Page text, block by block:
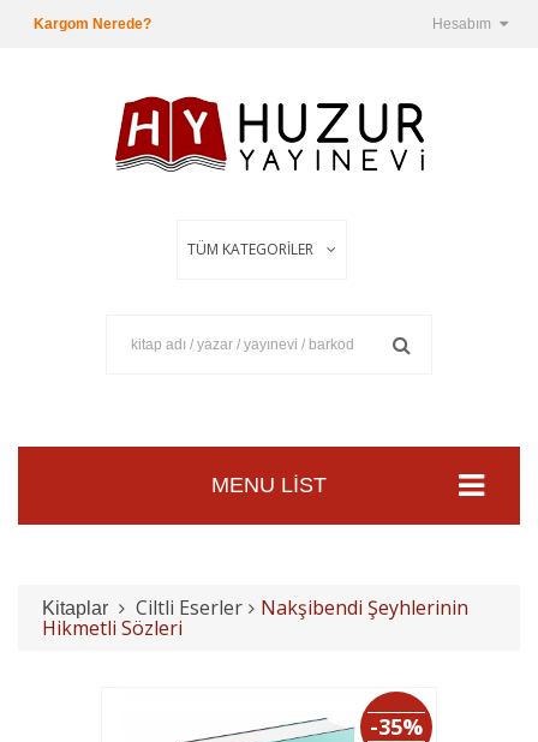
Hesabım
Kargom Nerede?
MENU LIST
Kitaplar Ciltli Eserler Nakşibendi Şeyhlerinin
Hikmetli Sözleri
-35%